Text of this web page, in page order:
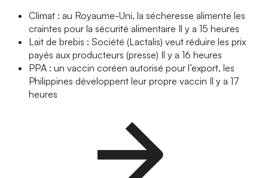
Climat : au Royaume-Uni, la sécheresse alimente les
craintes pour la sécurité alimentaire Il y a 15 heures
Lait de brebis : Société (Lactalis) veut réduire les prix
payés aux producteurs (presse) Il y a 16 heures
PPA : un vaccin coréen autorisé pour l’export, les
Philippines développent leur propre vaccin Il y a 17
heures